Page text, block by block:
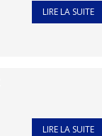
LIRE LA SUITE
LIRE LA SUITE